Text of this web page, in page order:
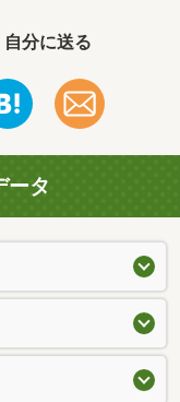
分に送る
ータ